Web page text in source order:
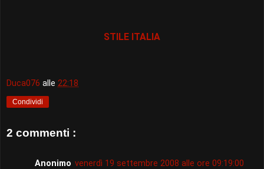
STILE ITALIA
Duca076 alle 22:18
Condividi
2 commenti :
Anonimo venerdì 19 settembre 2008 alle ore 09:19:00